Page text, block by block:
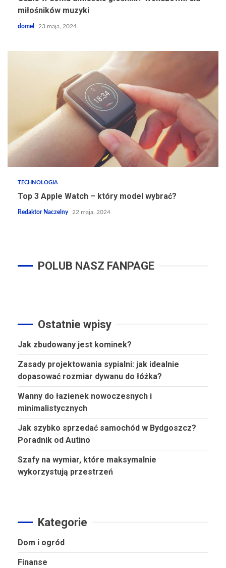
miłośników muzyki
domel 23 maja, 2024
TECHNOLOGIA
Top 3 Apple Watch – który model wybrać?
Redaktor Naczelny 22 maja, 2024
POLUB NASZ FANPAGE
Ostatnie wpisy
Jak zbudowany jest kominek?
Zasady projektowania sypialni: jak idealnie
dopasować rozmiar dywanu do łóżka?
Wanny do łazienek nowoczesnych i
minimalistycznych
Jak szybko sprzedać samochód w Bydgoszcz?
Poradnik od Autino
Szafy na wymiar, które maksymalnie
wykorzystują przestrzeń
Kategorie
Dom i ogród
Finanse